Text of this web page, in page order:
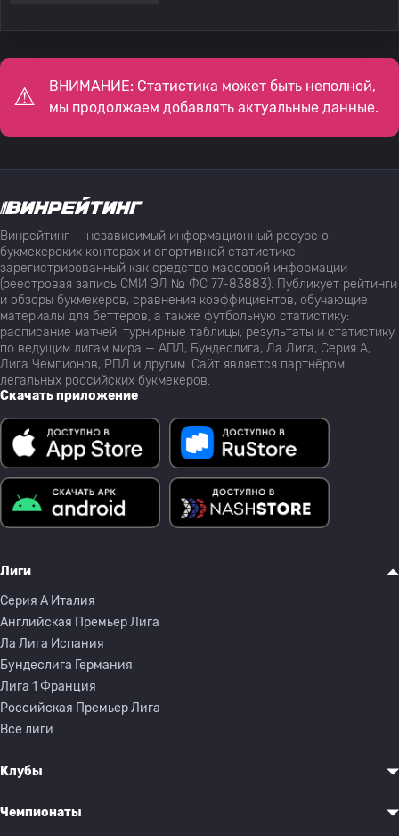
ВНИМАНИЕ: Статистика может быть неполной,
мы продолжаем добавлять актуальные данные.
Винрейтинг — независимый информационный ресурс о
букмекерских конторах и спортивной статистике,
зарегистрированный как средство массовой информации
(реестровая запись СМИ ЭЛ № ФС 77-83883). Публикует рейтинги
и обзоры букмекеров, сравнения коэффициентов, обучающие
материалы для беттеров, а также футбольную статистику:
расписание матчей, турнирные таблицы, результаты и статистику
по ведущим лигам мира — АПЛ, Бундеслига, Ла Лига, Серия А,
Лига Чемпионов, РПЛ и другим. Сайт является партнёром
легальных российских букмекеров.
Скачать приложение
Лиги
Серия A Италия
Английская Премьер Лига
Ла Лига Испания
Бундеслига Германия
Лига 1 Франция
Российская Премьер Лига
Все лиги
Клубы
Чемпионаты